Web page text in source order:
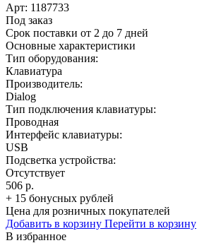
Арт: 1187733
Под заказ
Срок поставки от 2 до 7 дней
Основные характеристики
Тип оборудования:
Клавиатура
Производитель:
Dialog
Тип подключения клавиатуры:
Проводная
Интерфейс клавиатуры:
USB
Подсветка устройства:
Отсутствует
506 р.
+ 15 бонусных рублей
Цена для розничных покупателей
Добавить в корзину Перейти в корзину
В избранное